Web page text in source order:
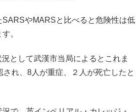
SARSやMARSと比べると危険性は低
。
として武漢市当局によるとこれま
れ、8人が重症、２人が死亡したと